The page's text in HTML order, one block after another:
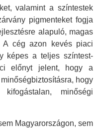
valamint a színtestek
pigmenteket fogja
alapuló, magas
A cég azon kevés piaci
képes a teljes színtest-
előnyt jelent, hogy a
hogy
minőségi
Magyarországon, sem